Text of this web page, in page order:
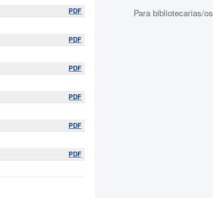
PDF
PDF
PDF
PDF
PDF
PDF
Para bibliotecarias/os